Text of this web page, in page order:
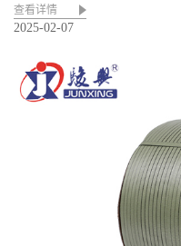
的厚...
查看详情
2025-02-07